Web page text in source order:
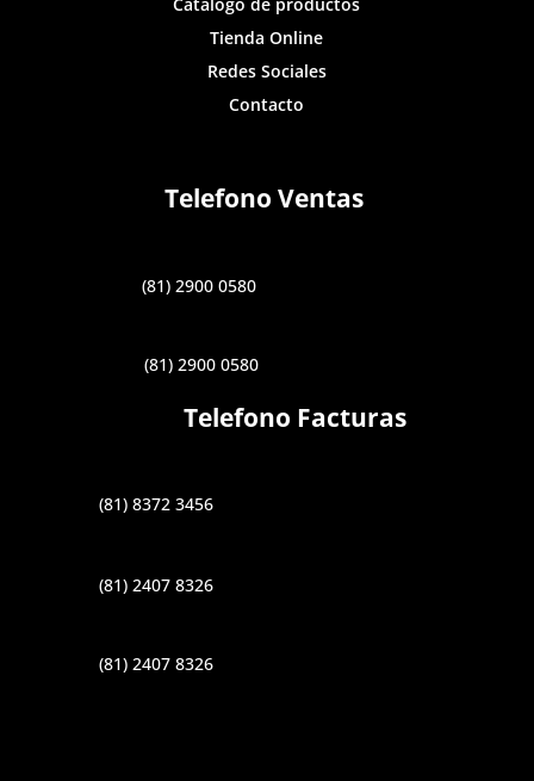
Catalogo de productos
Tienda Online
Redes Sociales
Contacto
Telefono Ventas
(81) 2900 0580
(81) 2900 0580
Telefono Facturas
(81) 8372 3456
(81) 2407 8326
(81) 2407 8326